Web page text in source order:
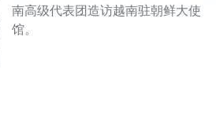
南高级代表团造访越南驻朝鲜大使
馆。